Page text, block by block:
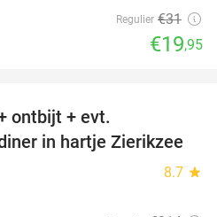
Regulier €31
€19,95
ontbijt + evt.
in hartje Zierikzee
8.7 star